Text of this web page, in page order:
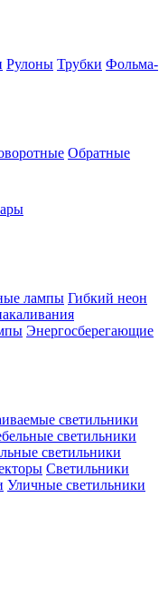
Рулоны Трубки Фольма-
Обратные
лампы Гибкий неон
Энергосберегающие
светильники
светильники
светильники
Светильники
Уличные светильники